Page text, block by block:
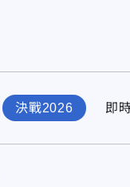
決戰2026 即